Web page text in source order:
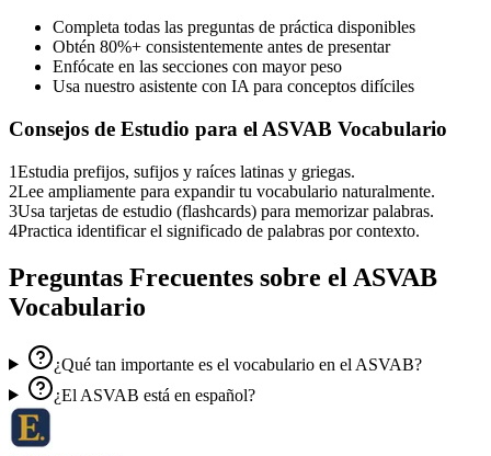
Completa todas las preguntas de práctica disponibles
Obtén 80%+ consistentemente antes de presentar
Enfócate en las secciones con mayor peso
Usa nuestro asistente con IA para conceptos difíciles
Consejos de Estudio para el ASVAB Vocabulario
1Estudia prefijos, sufijos y raíces latinas y griegas.
2Lee ampliamente para expandir tu vocabulario naturalmente.
3Usa tarjetas de estudio (flashcards) para memorizar palabras.
4Practica identificar el significado de palabras por contexto.
Preguntas Frecuentes sobre el ASVAB
Vocabulario
¿Qué tan importante es el vocabulario en el ASVAB?
¿El ASVAB está en español?